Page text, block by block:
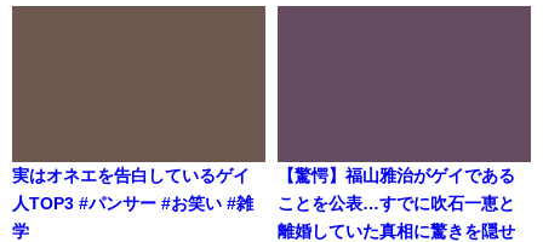
実はオネエを告白しているゲイ
人TOP3 #パンサー #お笑い #雑
学
【驚愕】福山雅治がゲイである
ことを公表…すでに吹石一恵と
離婚していた真相に驚きを隠せ